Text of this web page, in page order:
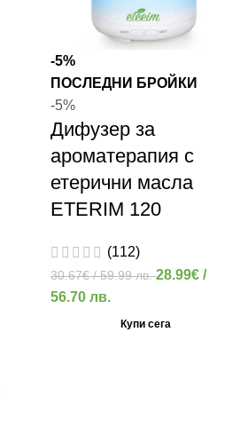
-5%
ПОСЛЕДНИ БРОЙКИ
-5%
Дифузер за
ароматерапия с
етерични масла
ETERIM 120
(112)
30.67€/ 59.99 лв.28.99€ /
56.70 лв.
Купи сега